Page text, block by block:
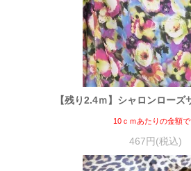
【残り2.4ｍ】シャロンローズ
10ｃｍあたりの金額
467円(税込)